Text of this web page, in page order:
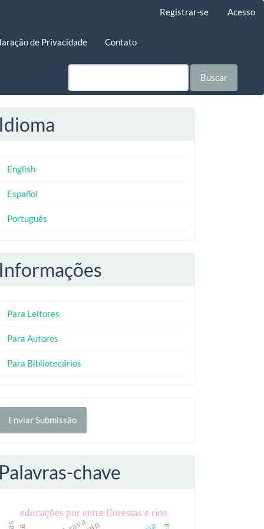
Registrar-se Acesso
de Privacidade Contato
Buscar
Idioma
English
Español
Português
Informações
Para Leitores
Para Autores
Para Bibliotecários
Enviar Submissão
Palavras-chave
educações por entre florestas e rios